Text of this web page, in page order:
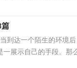
整理的自我介绍高中
篇
到达一个陌生的环境
一展示自己的手段。那
的自我介绍高中作文